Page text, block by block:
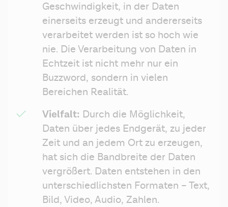
Geschwindigkeit, in der Daten
einerseits erzeugt und andererseits
verarbeitet werden ist so hoch wie
nie. Die Verarbeitung von Daten in
Echtzeit ist nicht mehr nur ein
Buzzword, sondern in vielen
Bereichen Realität.
Vielfalt: Durch die Möglichkeit,
Daten über jedes Endgerät, zu jeder
Zeit und an jedem Ort zu erzeugen,
hat sich die Bandbreite der Daten
vergrößert. Daten entstehen in den
unterschiedlichsten Formaten – Text,
Bild, Video, Audio, Zahlen.